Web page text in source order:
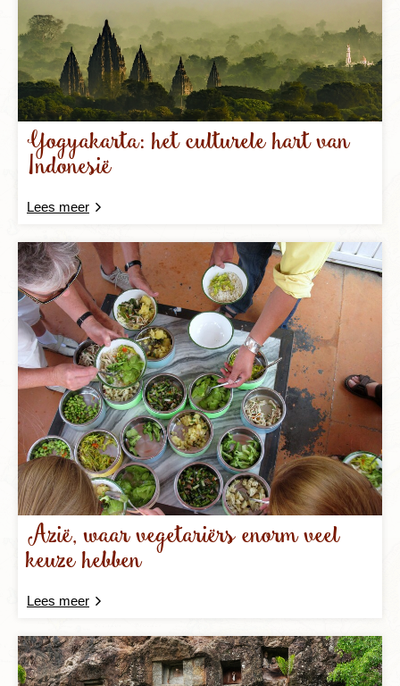
Yogyakarta: het culturele hart van
Indonesië
Lees meer
Azië, waar vegetariërs enorm veel
keuze hebben
Lees meer